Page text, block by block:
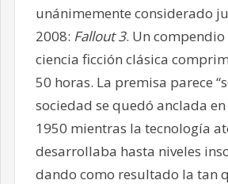
unánimemente considerado
2008: Fallout 3. Un
ciencia ficción clásica
50 horas. La premisa parece
sociedad se quedó anclada
1950 mientras la tecnología
desarrollaba hasta niveles
dando como resultado la tan